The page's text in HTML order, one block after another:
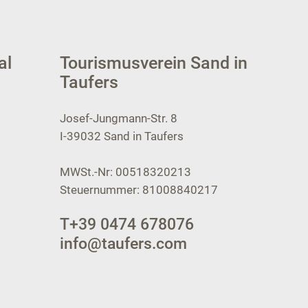
Tourismusverein Sand in
Taufers
Josef-Jungmann-Str. 8
I-39032 Sand in Taufers
MWSt.-Nr: 00518320213
Steuernummer: 81008840217
T+39 0474 678076
info@taufers.com